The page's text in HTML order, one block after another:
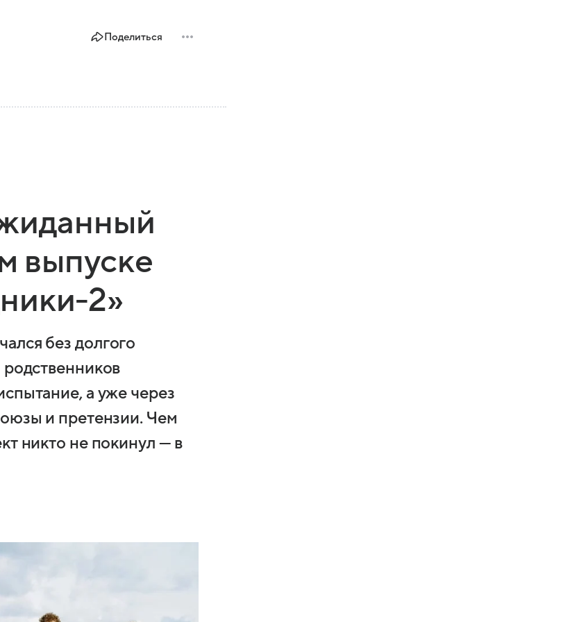
Поделиться
выпуске
2»
без долгого
а уже через
и претензии. Чем
никто не покинул — в